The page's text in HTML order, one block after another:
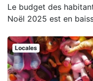
Le budget des
Noël 2025 est en
Locales